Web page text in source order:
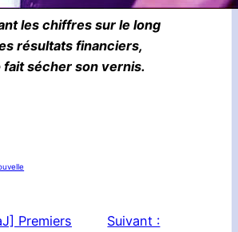
les chiffres sur le long
résultats financiers,
fait sécher son vernis.
Premiers
Suivant :